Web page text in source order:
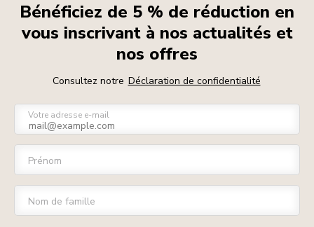
Bénéficiez de 5 % de réduction en
vous inscrivant à nos actualités et
nos offres
Consultez notre Déclaration de confidentialité
Votre adresse e-mail
Prénom
Nom de famille